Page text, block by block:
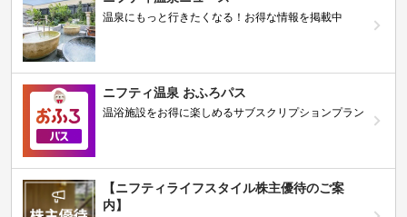
温泉にもっと行きたくなる！お得な情報を掲載中
ニフティ温泉 おふろパス
温浴施設をお得に楽しめるサブスクリプションプラン
【ニフティライフスタイル株主優待のご案
内】